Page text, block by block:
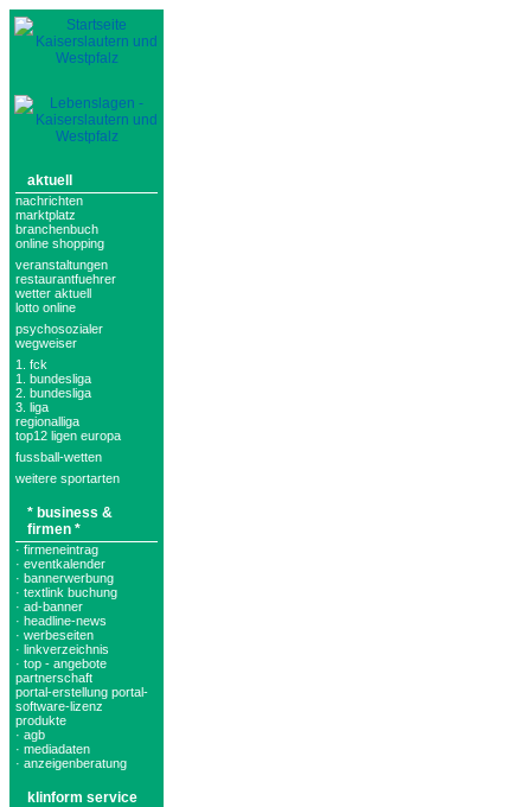
aktuell
nachrichten
marktplatz
branchenbuch
online shopping
veranstaltungen
restaurantfuehrer
wetter aktuell
lotto online
psychosozialer
wegweiser
1. fck
1. bundesliga
2. bundesliga
3. liga
regionalliga
top12 ligen europa
fussball-wetten
weitere sportarten
* business &
firmen *
· firmeneintrag
· eventkalender
· bannerwerbung
· textlink buchung
· ad-banner
· headline-news
· werbeseiten
· linkverzeichnis
· top - angebote
partnerschaft
portal-erstellung portal-
software-lizenz
produkte
· agb
· mediadaten
· anzeigenberatung
klinform service